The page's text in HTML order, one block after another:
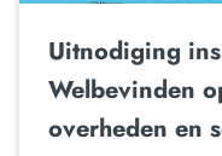
Uitnodiging
Welbevinden
overheden en